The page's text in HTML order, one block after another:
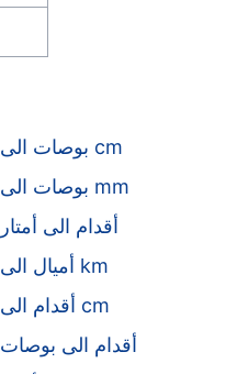
بوصات الى cm
بوصات الى mm
أقدام الى أمتار
أميال الى km
أقدام الى cm
أقدام الى بوصات